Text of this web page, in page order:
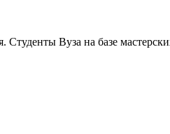
Вуза на базе